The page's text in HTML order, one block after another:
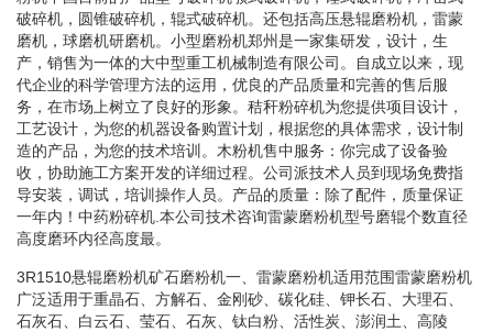
破碎机，圆锥破碎机，辊式破碎机。还包括高压悬辊磨粉机，雷蒙
磨机，球磨机研磨机。小型磨粉机郑州是一家集研发，设计，生
产，销售为一体的大中型重工机械制造有限公司。自成立以来，现
代企业的科学管理方法的运用，优良的产品质量和完善的售后服
务，在市场上树立了良好的形象。秸秆粉碎机为您提供项目设计，
工艺设计，为您的机器设备购置计划，根据您的具体需求，设计制
造的产品，为您的技术培训。木粉机售中服务：你完成了设备验
收，协助施工方案开发的详细过程。公司派技术人员到现场免费指
导安装，调试，培训操作人员。产品的质量：除了配件，质量保证
一年内！中药粉碎机.本公司技术咨询雷蒙磨粉机型号磨辊个数直径
高度磨环内径高度最。
3R1510悬辊磨粉机矿石磨粉机一、雷蒙磨粉机适用范围雷蒙磨粉机
广泛适用于重晶石、方解石、金刚砂、碳化硅、钾长石、大理石、
石灰石、白云石、莹石、石灰、钛白粉、活性炭、澎润土、高陵